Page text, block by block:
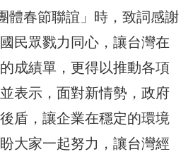
體春節聯誼」時，致詞感謝
民眾戮力同心，讓台灣在
成績單，更得以推動各項
表示，面對新情勢，政府
盾，讓企業在穩定的環境
大家一起努力，讓台灣經